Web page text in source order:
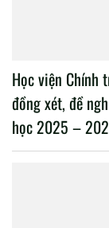
Học viện Chính
đồng xét, đề
học 2025 –